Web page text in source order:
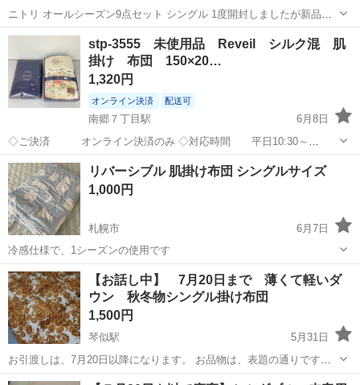
ニトリ オールシーズン9点セット シングル 1度開封しましたが新品未
使用です✨️ もう1セットある為、使用する機会が無く保管していまし
た。 ニトリで購入当初は金額11,990円でした。 重量 約9.13kg 厚別区
に引取り...
北海道 札幌市 寝具
stp-3555 未使用品 Reveil シルク混 肌
掛け 布団 150×20…
1,320円
オンライン決済 配送可
南郷７丁目駅
6月8日
◇ご決済 オンライン決済のみ ◇対応時間 平日10:30～
17:30（土日祝休み） （その他季節休業あり） ◇引取
対応日 15時までの注文で最短2営業日以降 （一部商
品は予約制） ...
北海道 札幌市 南郷７丁目駅 寝具
リバーシブル 肌掛け布団 シングルサイズ
1,000円
札幌市
6月7日
冷感仕様で、1シーズンの使用です
北海道 札幌市 寝具
【お話し中】 7月20日まで 薄くて軽いダ
ウン 秋冬物シングル掛け布団
1,500円
琴似駅
5月31日
お引渡しは、7月20日以降になります。 お品物は、表題の通りです。
来客用に保管しておりました、 現状のままお引き取り頂けます方へ、
北海道 札幌市 琴似駅 寝具 来客